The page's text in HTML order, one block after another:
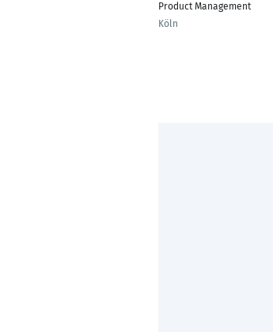
Product Management
Köln